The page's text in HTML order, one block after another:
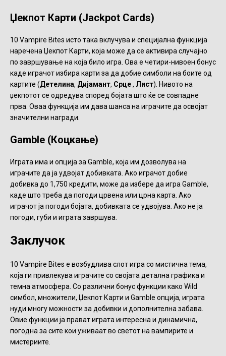
Џекпот Карти (Jackpot Cards)
10 Vampire Bites исто така вклучува и специјална функција
наречена Џекпот Карти, која може да се активира случајно
по завршување на која било игра. Ова е четири-нивоен бонус
каде играчот избира карти за да добие симболи на боите од
картите (Детелина, Дијамант, Срце, Лист). Нивото на
џекпотот се одредува според бојата што ќе се совпадне
прва. Оваа функција им дава шанса на играчите да освојат
значителни награди.
Gamble (Коцкање)
Играта има и опција за Gamble, која им дозволува на
играчите да ја удвојат добивката. Ако играчот добие
добивка до 1,750 кредити, може да избере да игра Gamble,
каде што треба да погоди црвена или црна карта. Ако
играчот ја погоди бојата, добивката се удвојува. Ако не ја
погоди, губи и играта завршува.
Заклучок
10 Vampire Bites е возбудлива слот игра со мистична тема,
која ги привлекува играчите со својата детална графика и
темна атмосфера. Со различни бонус функции како Wild
симбол, множители, Џекпот Карти и Gamble опција, играта
нуди многу можности за добивки и дополнителна забава.
Овие функции ја прават играта интересна и динамична,
погодна за сите кои уживаат во светот на вампирите и
мистериите.